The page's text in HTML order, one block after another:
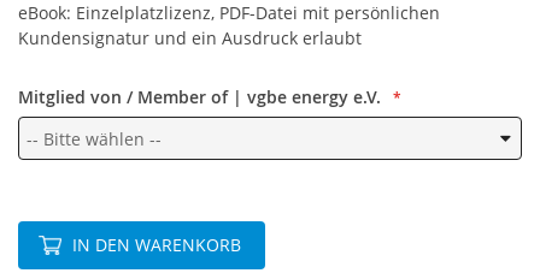
eBook: Einzelplatzlizenz, PDF-Datei mit persönlichen
Kundensignatur und ein Ausdruck erlaubt
Mitglied von / Member of | vgbe energy e.V.
IN DEN WARENKORB